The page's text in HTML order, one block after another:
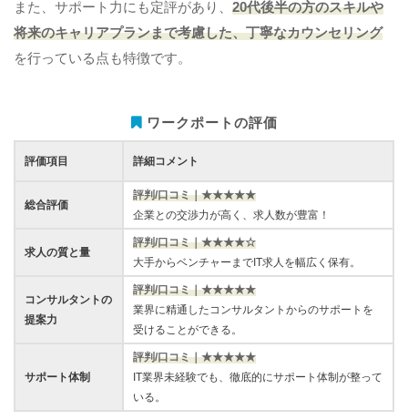
また、サポート力にも定評があり、 20代後半の方のスキルや
将来のキャリアプランまで考慮した、丁寧なカウンセリング
を行っている点も特徴です。
ワークポートの評価
評価項目 詳細コメント
総合評価
評判/口コミ｜★★★★★
企業との交渉力が高く、求人数が豊富！
求人の質と量
評判/口コミ｜★★★★☆
大手からベンチャーまでIT求人を幅広く保有。
コンサルタントの
提案力
評判/口コミ｜★★★★★
業界に精通したコンサルタントからのサポートを
受けることができる。
サポート体制
評判/口コミ｜★★★★★
IT業界未経験でも、徹底的にサポート体制が整って
いる。